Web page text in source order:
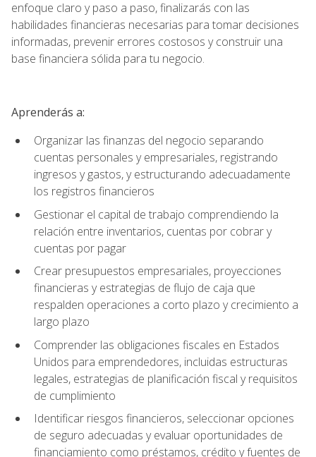
enfoque claro y paso a paso, finalizarás con las
habilidades financieras necesarias para tomar decisiones
informadas, prevenir errores costosos y construir una
base financiera sólida para tu negocio.
Aprenderás a:
Organizar las finanzas del negocio separando
cuentas personales y empresariales, registrando
ingresos y gastos, y estructurando adecuadamente
los registros financieros
Gestionar el capital de trabajo comprendiendo la
relación entre inventarios, cuentas por cobrar y
cuentas por pagar
Crear presupuestos empresariales, proyecciones
financieras y estrategias de flujo de caja que
respalden operaciones a corto plazo y crecimiento a
largo plazo
Comprender las obligaciones fiscales en Estados
Unidos para emprendedores, incluidas estructuras
legales, estrategias de planificación fiscal y requisitos
de cumplimiento
Identificar riesgos financieros, seleccionar opciones
de seguro adecuadas y evaluar oportunidades de
financiamiento como préstamos, crédito y fuentes de